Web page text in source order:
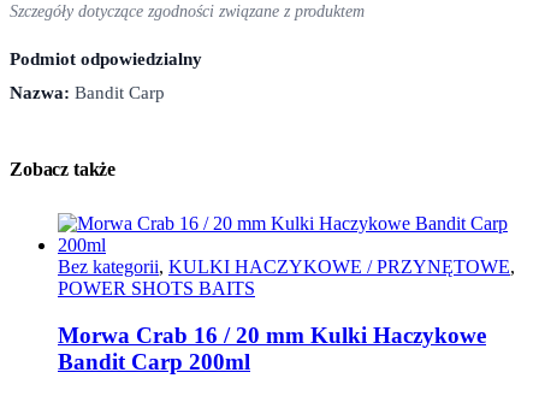
Szczegóły dotyczące zgodności związane z produktem
Podmiot odpowiedzialny
Nazwa: Bandit Carp
Zobacz także
Bez kategorii, KULKI HACZYKOWE / PRZYNĘTOWE,
POWER SHOTS BAITS
Morwa Crab 16 / 20 mm Kulki Haczykowe
Bandit Carp 200ml